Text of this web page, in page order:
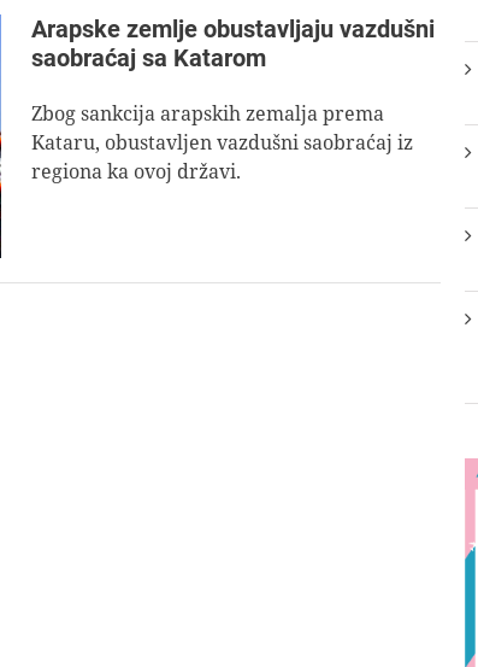
Arapske zemlje obustavljaju vazdušni
saobraćaj sa Katarom
Zbog sankcija arapskih zemalja prema
Kataru, obustavljen vazdušni saobraćaj iz
regiona ka ovoj državi.